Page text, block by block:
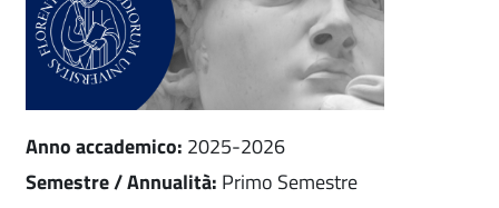
Anno accademico: 2025-2026
Semestre / Annualità: Primo Semestre